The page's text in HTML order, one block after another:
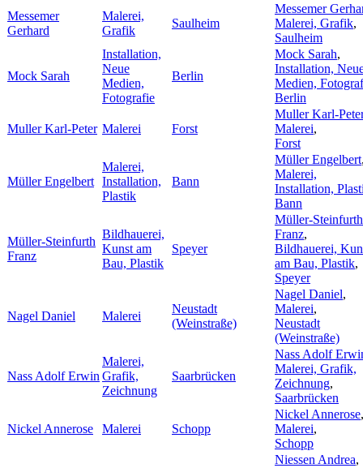
Messemer
Gerhard
Malerei,
Grafik
Saulheim
Messemer
Malerei, Grafik,
Saulheim
Mock Sarah
Installation,
Neue
Medien,
Fotografie
Berlin
Mock Sarah,
Installation,
Medien,
Berlin
Muller Karl-Peter Malerei Forst
Muller Karl-Peter
Malerei,
Forst
Müller Engelbert
Malerei,
Installation,
Plastik
Bann
Müller Engelbert
Malerei,
Installation,
Bann
Müller-Steinfurth
Franz
Bildhauerei,
Kunst am
Bau, Plastik
Speyer
Müller-Steinfurth
Franz,
Bildhauerei,
am Bau, Plastik,
Speyer
Nagel Daniel Malerei
Neustadt
(Weinstraße)
Nagel Daniel,
Malerei,
Neustadt
(Weinstraße)
Nass Adolf Erwin
Malerei,
Grafik,
Zeichnung
Saarbrücken
Nass Adolf
Malerei, Grafik,
Zeichnung,
Saarbrücken
Nickel Annerose Malerei Schopp
Nickel Annerose,
Malerei,
Schopp
Niessen Andrea,